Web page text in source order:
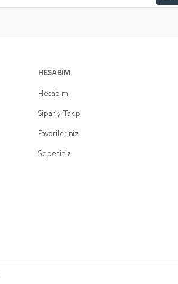
HESABIM
Hesabım
Sipariş Takip
Favorileriniz
Sepetiniz